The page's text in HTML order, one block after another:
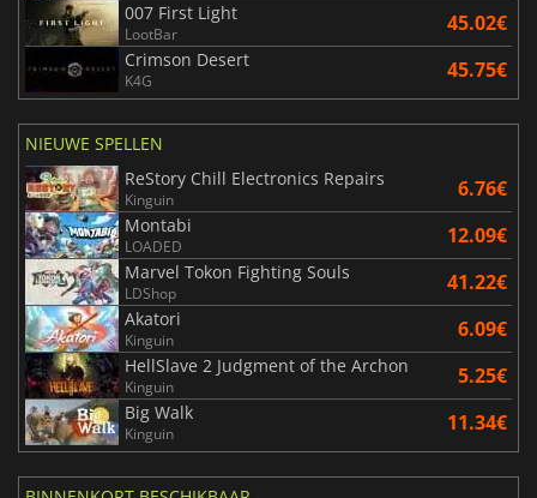
007 First Light
LootBar 45.02€
Crimson Desert
K4G 45.75€
NIEUWE SPELLEN
ReStory Chill Electronics Repairs
Kinguin 6.76€
Montabi
LOADED 12.09€
Marvel Tokon Fighting Souls
LDShop 41.22€
Akatori
Kinguin 6.09€
HellSlave 2 Judgment of the Archon
Kinguin 5.25€
Big Walk
Kinguin 11.34€